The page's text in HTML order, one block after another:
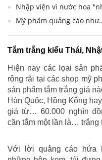
Nhập viện vì nước hoa
Mỹ phẩm quảng cáo
Tắm trắng kiểu Thái,
Hiện nay các lọai sản
rộng rãi tại các shop mỹ
sản phẩm tắm trắng giá
Hàn Quốc, Hồng Kông
giá từ… 60.000 nghìn
cần tắm một lần là… trắng
Với lời quảng cáo hứa